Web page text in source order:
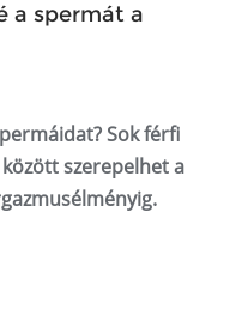
a spermát a
Sok férfi
szerepelhet a